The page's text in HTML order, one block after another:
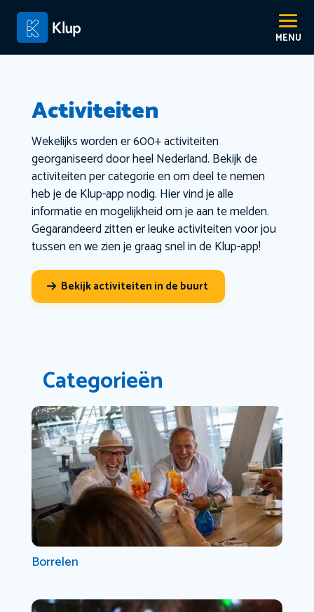
Activiteiten
Wekelijks worden er 600+ activiteiten
georganiseerd door heel Nederland. Bekijk de
activiteiten per categorie en om deel te nemen
heb je de Klup-app nodig. Hier vind je alle
informatie en mogelijkheid om je aan te melden.
Gegarandeerd zitten er leuke activiteiten voor jou
tussen en we zien je graag snel in de Klup-app!
Bekijk activiteiten in de buurt
Categorieën
Borrelen